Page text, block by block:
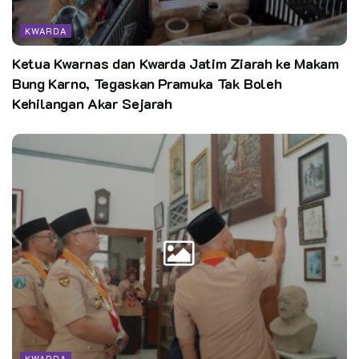
dalam bentuk perkemahan. Kemarin dibuka langsung oleh
Kepala BPTD Kelas II Riau Batara ST MP,” terangnya.
Ketua Kwarda Riau kak Kasiarudin SH menyampaikan kegiatan
Kemah Pelopor Keselamatan Berlalulintas tahun 2023
seperti ini menjadi sangat penting untuk diselenggarakan,
dengan tujuan mampu meningkatkan pengetahuan dan
kemapuan sumber daya manusia tentang pentingnya
keselamatan berlalu lintas.
“Tidak tertibnya kita berlalu lintas tidak hanya berakibat
buruk kepada kita, tetapi kepada pengendara atau pengguna
jalan yang lain,” kata kak Kasiarudin.
Menurutnya, salah satu akibat buruk itu adalah kecelakaan
bermotor, yang bisa saja berakibat fatal sampai meninggal
dunia.
KWARDA
Ketua Kwarnas dan Kwarda Jatim Ziarah ke Makam
Bung Karno, Tegaskan Pramuka Tak Boleh
Kehilangan Akar Sejarah